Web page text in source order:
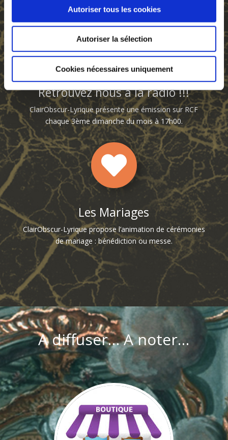
Autoriser tous les cookies
Autoriser la sélection
Cookies nécessaires uniquement

Retrouvez nous à la radio !!!
ClairObscur-Lyrique présente une émission sur RCF
chaque 3ème dimanche du mois à 17h00.

Les Mariages
ClairObscur-Lyrique propose l’animation de cérémonies
de mariage : bénédiction ou messe.
A diffuser… A noter…